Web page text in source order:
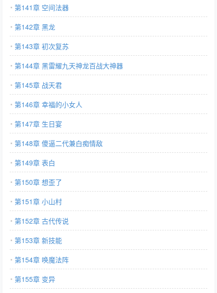
第141章 空间法器
第142章 黑龙
第143章 初次复苏
第144章 黑雷耀九天神龙百战大神器
第145章 战天君
第146章 幸福的小女人
第147章 生日宴
第148章 傻逼二代兼白痴情敌
第149章 表白
第150章 想歪了
第151章 小山村
第152章 古代传说
第153章 新技能
第154章 唤魔法阵
第155章 变异